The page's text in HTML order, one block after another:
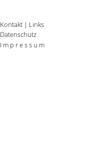
Kontakt | Links
Datenschutz
I m p r e s s u m